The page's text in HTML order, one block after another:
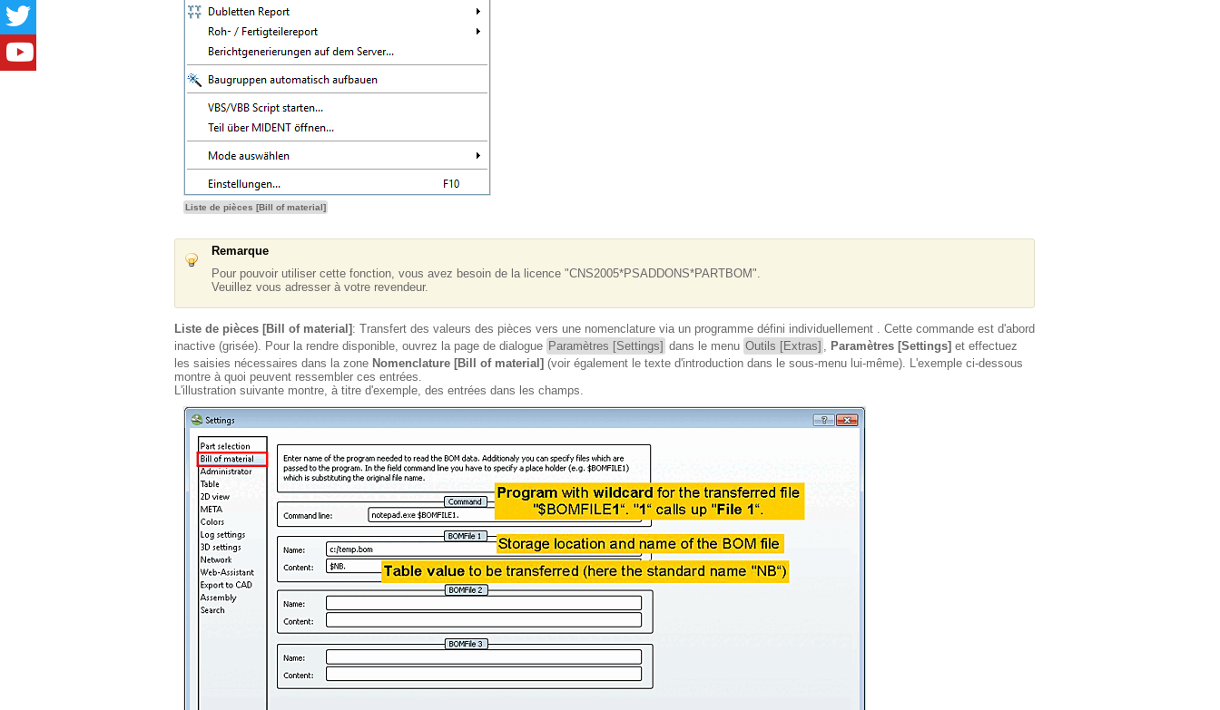
Liste de pièces [Bill of material]
Remarque
Pour pouvoir utiliser cette fonction, vous avez besoin de la licence "CNS2005*PSADDONS*PARTBOM".
Veuillez vous adresser à votre revendeur.
Liste de pièces [Bill of material] : Transfert des valeurs des pièces vers une nomenclature via un programme défini individuellement . Cette commande est d'abord
inactive (grisée). Pour la rendre disponible, ouvrez la page de dialogue Paramètres [Settings] dans le menu Outils [Extras] , Paramètres [Settings] et effectuez
les saisies nécessaires dans la zone Nomenclature [Bill of material] (voir également le texte d'introduction dans le sous-menu lui-même). L'exemple ci-dessous
montre à quoi peuvent ressembler ces entrées.
L'illustration suivante montre, à titre d'exemple, des entrées dans les champs.